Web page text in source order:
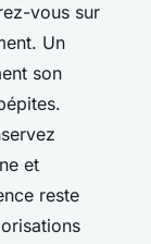
vous sur
Un
son
et
reste